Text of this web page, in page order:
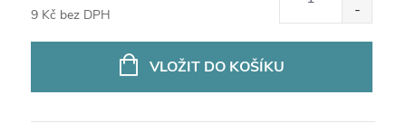
9 Kč bez DPH
VLOŽIT DO KOŠÍKU